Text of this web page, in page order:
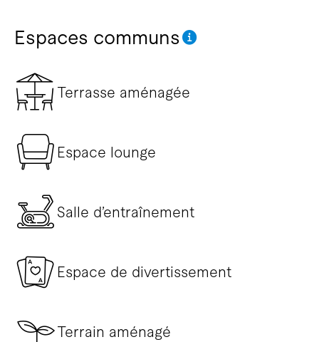
Espaces communs
Terrasse aménagée
Espace lounge
Salle d’entraînement
Espace de divertissement
Terrain aménagé